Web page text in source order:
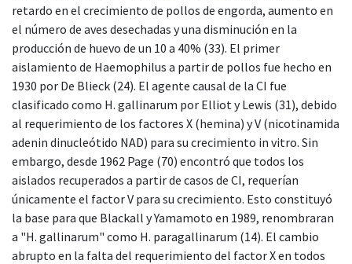
retardo en el crecimiento de pollos de engorda, aumento en
el número de aves desechadas y una disminución en la
producción de huevo de un 10 a 40% (33). El primer
aislamiento de Haemophilus a partir de pollos fue hecho en
1930 por De Blieck (24). El agente causal de la CI fue
clasificado como H. gallinarum por Elliot y Lewis (31), debido
al requerimiento de los factores X (hemina) y V (nicotinamida
adenin dinucleótido NAD) para su crecimiento in vitro. Sin
embargo, desde 1962 Page (70) encontró que todos los
aislados recuperados a partir de casos de CI, requerían
únicamente el factor V para su crecimiento. Esto constituyó
la base para que Blackall y Yamamoto en 1989, renombraran
a "H. gallinarum" como H. paragallinarum (14). El cambio
abrupto en la falta del requerimiento del factor X en todos